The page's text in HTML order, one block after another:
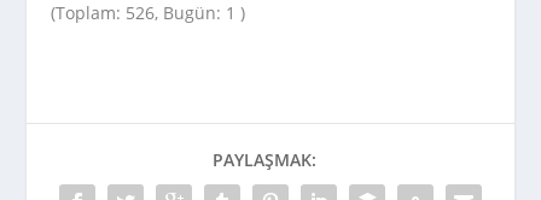
(Toplam: 526, Bugün: 1 )
PAYLAŞMAK: